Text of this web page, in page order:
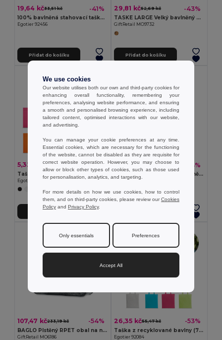
19,64 kč33,51 kč -41%
100% bavlněná stahovací taška (103 g/m²)
Egotier 92456
Přidat do košíku
29,81 kč52,69 kč -43%
TASKE LARGE Velký bavlněný pytlík
GiftRetail MO9732
Přidat do košíku
5,32 kč 10,63 kč -50%
Taška z netkané textilie (80 g/m²)
Egotier 92499
24,96 kč 44,60 kč -44%
TASKE MEDIUM Střední bavlněný pytlík
GiftRetail MO9730
107,47 kč233,19 kč -54%
BAGLO Plstěný RPET obal na notebook
GiftRetail MO6186
26,35 kč55,47 kč -53%
Taška z recyklované bavlny (70%) a polyesteru (30% rPET) (180 g/m²)
Egotier 92084
We use cookies
Our website utilises both our own and third-party cookies for
enhancing overall functionality, remembering your
preferences, analysing website performance, and ensuring
a smooth and personalised browsing experience, including
tailored content, optimised interactions with our website,
and advertising.
You can manage your cookie preferences at any time.
Essential cookies, which are necessary for the functioning
of the website, cannot be disabled as they are requisite for
correct website operation. However, you may choose to
allow or block other types of cookies, such as those used
for personalisation, analytics, and targeting.
For more details on how we use cookies, how to control
them, and on third-party cookies, please review ourCookies
Policy and Privacy Policy.
Only essentials Preferences
Accept All